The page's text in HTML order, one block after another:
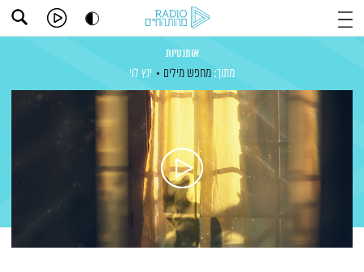
אותנטיות
מתוך: מחפש מילים ינץ לוי